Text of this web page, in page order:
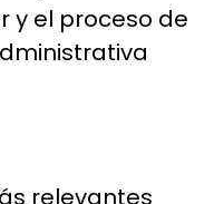
y el proceso de
relevantes